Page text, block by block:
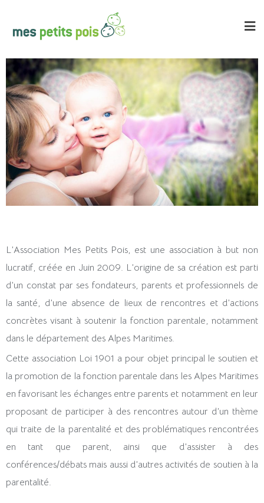
L’Association Mes Petits Pois, est une association à but non
lucratif, créée en Juin 2009. L’origine de sa création est parti
d’un constat par ses fondateurs, parents et professionnels de
la santé, d’une absence de lieux de rencontres et d’actions
concrètes visant à soutenir la fonction parentale, notamment
dans le département des Alpes Maritimes.
Cette association Loi 1901 a pour objet principal le soutien et
la promotion de la fonction parentale dans les Alpes Maritimes
en favorisant les échanges entre parents et notamment en leur
proposant de participer à des rencontres autour d’un thème
qui traite de la parentalité et des problématiques rencontrées
en tant que parent, ainsi que d’assister à des
conférences/débats mais aussi d’autres activités de soutien à la
parentalité.